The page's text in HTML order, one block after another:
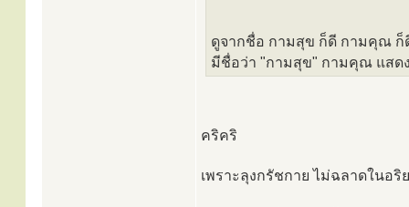
ดูจากชื่อ กามสุข ก็ดี กามคุณ ก็
มีชื่อว่า "กามสุข" กามคุณ แสด
คริคริ
เพราะลุงกรัชกาย ไม่ฉลาดในอริ